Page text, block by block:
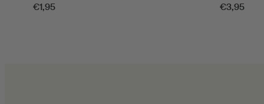
Regulärer
€1,95
Regulärer
€3,95